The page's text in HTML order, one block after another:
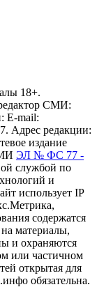
18+.
СМИ:
E-mail:
Адрес редакции:
издание
ЭЛ № ФС 77 -
службой по
и
использует IP
содержатся
материалы,
и охраняются
или частичном
открытая для
обязательна.